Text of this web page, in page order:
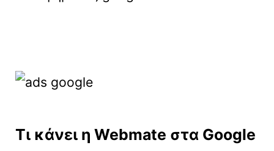
Τι κάνει η Webmate στα Google